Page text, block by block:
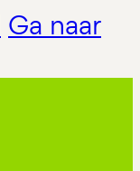
Ga naar